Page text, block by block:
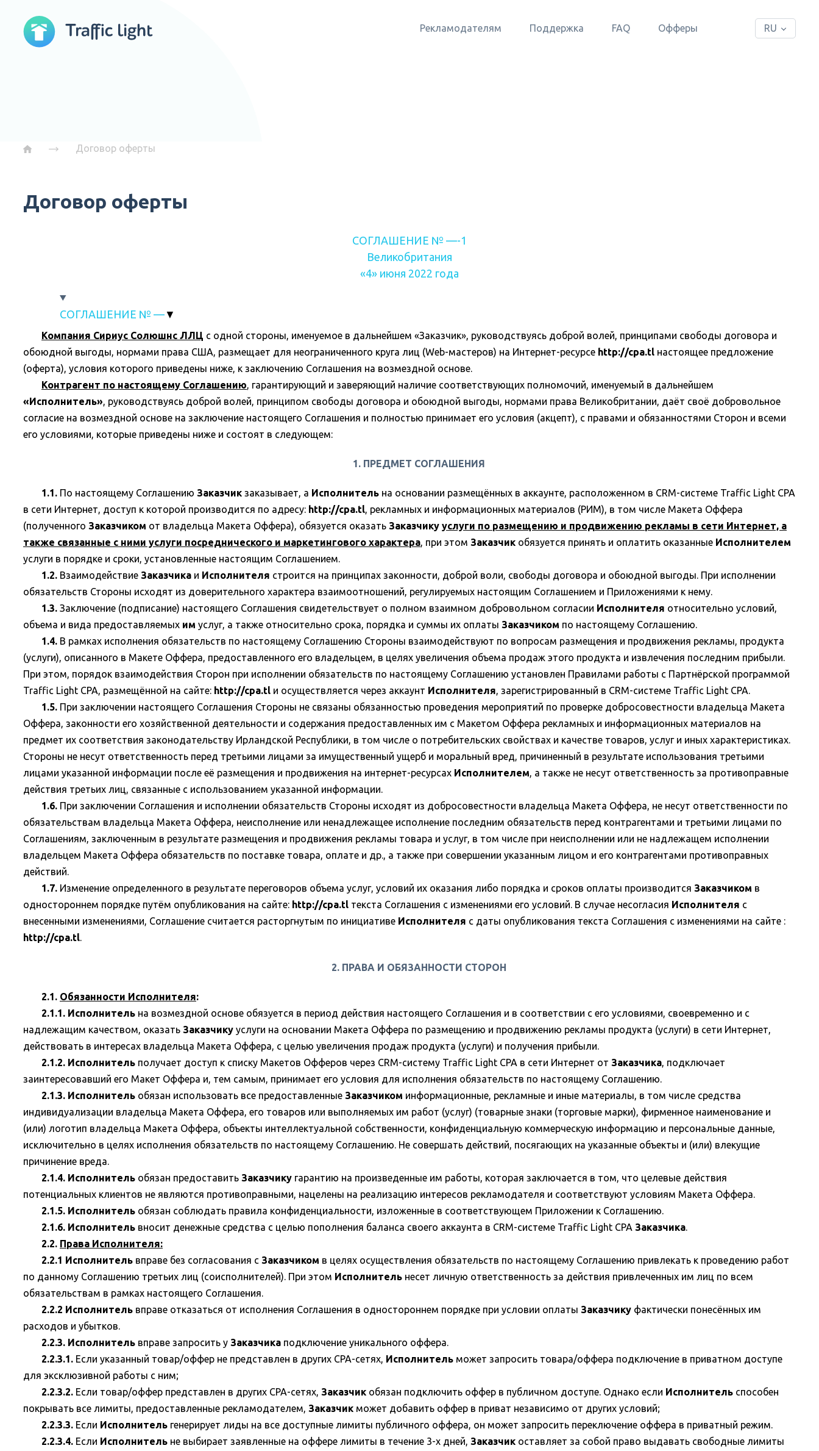
Рекламодателям Поддержка FAQ Офферы RU
Договор оферты
Договор оферты
СОГЛАШЕНИЕ № —-1
Великобритания
«4» июня 2022 года
Компания Сириус Солюшнс ЛЛЦ с одной стороны, именуемое в дальнейшем «Заказчик», руководствуясь доброй волей, принципами свободы договора и
обоюдной выгоды, нормами права США, размещает для неограниченного круга лиц (Web-мастеров) на Интернет-ресурсе http://cpa.tl настоящее предложение
(оферта), условия которого приведены ниже, к заключению Соглашения на возмездной основе.
Контрагент по настоящему Соглашению, гарантирующий и заверяющий наличие соответствующих полномочий, именуемый в дальнейшем
«Исполнитель», руководствуясь доброй волей, принципом свободы договора и обоюдной выгоды, нормами права Великобритании, даёт своё добровольное
согласие на возмездной основе на заключение настоящего Соглашения и полностью принимает его условия (акцепт), с правами и обязанностями Сторон и всеми
его условиями, которые приведены ниже и состоят в следующем:
1. ПРЕДМЕТ СОГЛАШЕНИЯ
1.1. По настоящему Соглашению Заказчик заказывает, а Исполнитель на основании размещённых в аккаунте, расположенном в CRM-системе Traffic Light CPA
в сети Интернет, доступ к которой производится по адресу: http://cpa.tl, рекламных и информационных материалов (РИМ), в том числе Макета Оффера
(полученного Заказчиком от владельца Макета Оффера), обязуется оказать Заказчику услуги по размещению и продвижению рекламы в сети Интернет, а
также связанные с ними услуги посреднического и маркетингового характера, при этом Заказчик обязуется принять и оплатить оказанные Исполнителем
услуги в порядке и сроки, установленные настоящим Соглашением.
1.2. Взаимодействие Заказчика и Исполнителя строится на принципах законности, доброй воли, свободы договора и обоюдной выгоды. При исполнении
обязательств Стороны исходят из доверительного характера взаимоотношений, регулируемых настоящим Соглашением и Приложениями к нему.
1.3. Заключение (подписание) настоящего Соглашения свидетельствует о полном взаимном добровольном согласии Исполнителя относительно условий,
объема и вида предоставляемых им услуг, а также относительно срока, порядка и суммы их оплаты Заказчиком по настоящему Соглашению.
1.4. В рамках исполнения обязательств по настоящему Соглашению Стороны взаимодействуют по вопросам размещения и продвижения рекламы, продукта
(услуги), описанного в Макете Оффера, предоставленного его владельцем, в целях увеличения объема продаж этого продукта и извлечения последним прибыли.
При этом, порядок взаимодействия Сторон при исполнении обязательств по настоящему Соглашению установлен Правилами работы с Партнёрской программой
Traffic Light CPA, размещённой на сайте: http://cpa.tl и осуществляется через аккаунт Исполнителя, зарегистрированный в CRM-системе Traffic Light CPA.
1.5. При заключении настоящего Соглашения Стороны не связаны обязанностью проведения мероприятий по проверке добросовестности владельца Макета
Оффера, законности его хозяйственной деятельности и содержания предоставленных им с Макетом Оффера рекламных и информационных материалов на
предмет их соответствия законодательству Ирландской Республики, в том числе о потребительских свойствах и качестве товаров, услуг и иных характеристиках.
Стороны не несут ответственность перед третьими лицами за имущественный ущерб и моральный вред, причиненный в результате использования третьими
лицами указанной информации после её размещения и продвижения на интернет-ресурсах Исполнителем, а также не несут ответственность за противоправные
действия третьих лиц, связанные с использованием указанной информации.
1.6. При заключении Соглашения и исполнении обязательств Стороны исходят из добросовестности владельца Макета Оффера, не несут ответственности по
обязательствам владельца Макета Оффера, неисполнение или ненадлежащее исполнение последним обязательств перед контрагентами и третьими лицами по
Соглашениям, заключенным в результате размещения и продвижения рекламы товара и услуг, в том числе при неисполнении или не надлежащем исполнении
владельцем Макета Оффера обязательств по поставке товара, оплате и др., а также при совершении указанным лицом и его контрагентами противоправных
действий.
1.7. Изменение определенного в результате переговоров объема услуг, условий их оказания либо порядка и сроков оплаты производится Заказчиком в
одностороннем порядке путём опубликования на сайте: http://cpa.tl текста Соглашения с изменениями его условий. В случае несогласия Исполнителя с
внесенными изменениями, Соглашение считается расторгнутым по инициативе Исполнителя с даты опубликования текста Соглашения с изменениями на сайте :
http://cpa.tl.
2. ПРАВА И ОБЯЗАННОСТИ СТОРОН
2.1. Обязанности Исполнителя:
2.1.1. Исполнитель на возмездной основе обязуется в период действия настоящего Соглашения и в соответствии с его условиями, своевременно и с
надлежащим качеством, оказать Заказчику услуги на основании Макета Оффера по размещению и продвижению рекламы продукта (услуги) в сети Интернет,
действовать в интересах владельца Макета Оффера, с целью увеличения продаж продукта (услуги) и получения прибыли.
2.1.2. Исполнитель получает доступ к списку Макетов Офферов через CRM-систему Traffic Light CPA в сети Интернет от Заказчика, подключает
заинтересовавший его Макет Оффера и, тем самым, принимает его условия для исполнения обязательств по настоящему Соглашению.
2.1.3. Исполнитель обязан использовать все предоставленные Заказчиком информационные, рекламные и иные материалы, в том числе средства
индивидуализации владельца Макета Оффера, его товаров или выполняемых им работ (услуг) (товарные знаки (торговые марки), фирменное наименование и
(или) логотип владельца Макета Оффера, объекты интеллектуальной собственности, конфиденциальную коммерческую информацию и персональные данные,
исключительно в целях исполнения обязательств по настоящему Соглашению. Не совершать действий, посягающих на указанные объекты и (или) влекущие
причинение вреда.
2.1.4. Исполнитель обязан предоставить Заказчику гарантию на произведенные им работы, которая заключается в том, что целевые действия
потенциальных клиентов не являются противоправными, нацелены на реализацию интересов рекламодателя и соответствуют условиям Макета Оффера.
2.1.5. Исполнитель обязан соблюдать правила конфиденциальности, изложенные в соответствующем Приложении к Соглашению.
2.1.6. Исполнитель вносит денежные средства с целью пополнения баланса своего аккаунта в CRM-системе Traffic Light CPA Заказчика.
2.2. Права Исполнителя:
2.2.1 Исполнитель вправе без согласования с Заказчиком в целях осуществления обязательств по настоящему Соглашению привлекать к проведению работ
по данному Соглашению третьих лиц (соисполнителей). При этом Исполнитель несет личную ответственность за действия привлеченных им лиц по всем
обязательствам в рамках настоящего Соглашения.
2.2.2 Исполнитель вправе отказаться от исполнения Соглашения в одностороннем порядке при условии оплаты Заказчику фактически понесённых им
расходов и убытков.
2.2.3. Исполнитель вправе запросить у Заказчика подключение уникального оффера.
2.2.3.1. Если указанный товар/оффер не представлен в других CPA-сетях, Исполнитель может запросить товара/оффера подключение в приватном доступе
для эксклюзивной работы с ним;
2.2.3.2. Если товар/оффер представлен в других CPA-сетях, Заказчик обязан подключить оффер в публичном доступе. Однако если Исполнитель способен
покрывать все лимиты, предоставленные рекламодателем, Заказчик может добавить оффер в приват независимо от других условий;
2.2.3.3. Если Исполнитель генерирует лиды на все доступные лимиты публичного оффера, он может запросить переключение оффера в приватный режим.
2.2.3.4. Если Исполнитель не выбирает заявленные на оффере лимиты в течение 3-х дней, Заказчик оставляет за собой право выдавать свободные лимиты
СОГЛАШЕНИЕ № —